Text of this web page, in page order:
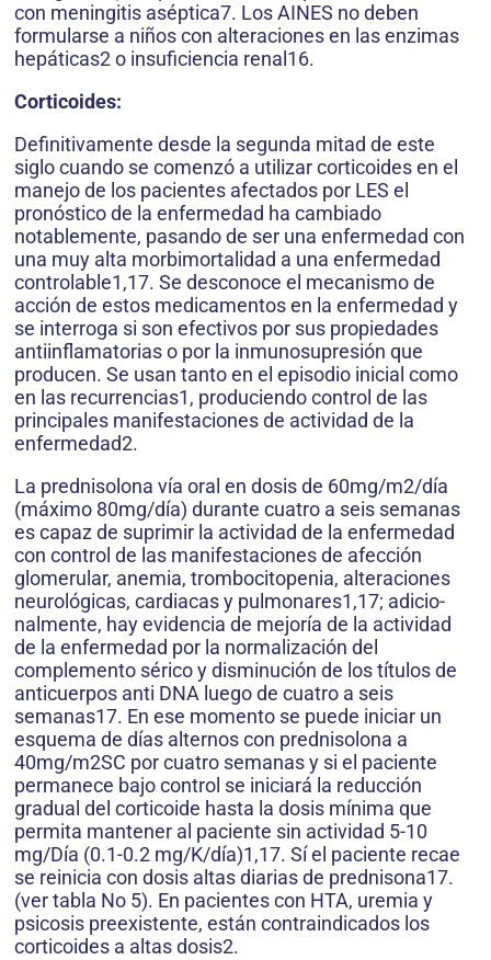
con meningitis aséptica7. Los AINES no deben
formularse a niños con alteraciones en las enzimas
hepáticas2 o insuficiencia renal16.
Corticoides:
Definitivamente desde la segunda mitad de este
siglo cuando se comenzó a utilizar corticoides en el
manejo de los pacientes afectados por LES el
pronóstico de la enfermedad ha cambiado
notablemente, pasando de ser una enfermedad con
una muy alta morbimortalidad a una enfermedad
controlable1,17. Se desconoce el mecanismo de
acción de estos medicamentos en la enfermedad y
se interroga si son efectivos por sus propiedades
antiinflamatorias o por la inmunosupresión que
producen. Se usan tanto en el episodio inicial como
en las recurrencias1, produciendo control de las
principales manifestaciones de actividad de la
enfermedad2.
La prednisolona vía oral en dosis de 60mg/m2/día
(máximo 80mg/día) durante cuatro a seis semanas
es capaz de suprimir la actividad de la enfermedad
con control de las manifestaciones de afección
glomerular, anemia, trombocitopenia, alteraciones
neurológicas, cardiacas y pulmonares1,17; adicio-
nalmente, hay evidencia de mejoría de la actividad
de la enfermedad por la normalización del
complemento sérico y disminución de los títulos de
anticuerpos anti DNA luego de cuatro a seis
semanas17. En ese momento se puede iniciar un
esquema de días alternos con prednisolona a
40mg/m2SC por cuatro semanas y si el paciente
permanece bajo control se iniciará la reducción
gradual del corticoide hasta la dosis mínima que
permita mantener al paciente sin actividad 5-10
mg/Día (0.1-0.2 mg/K/día)1,17. Sí el paciente recae
se reinicia con dosis altas diarias de prednisona17.
(ver tabla No 5). En pacientes con HTA, uremia y
psicosis preexistente, están contraindicados los
corticoides a altas dosis2.